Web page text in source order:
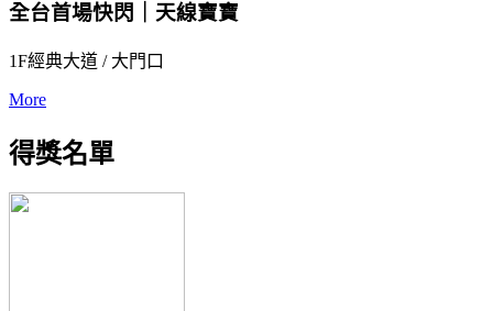
全台首場快閃｜天線寶寶
1F經典大道 / 大門口
More
得獎名單